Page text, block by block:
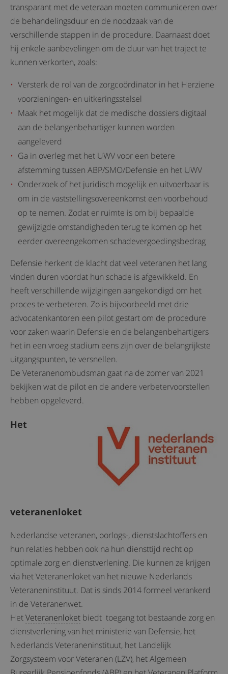
transparant met de veteraan moeten communiceren over
de behandelingsduur en de noodzaak van de
verschillende stappen in de procedure. Daarnaast doet
hij enkele aanbevelingen om de duur van het traject te
kunnen verkorten, zoals:
Versterk de rol van de zorgcoördinator in het Herziene
voorzieningen- en uitkeringsstelsel
Maak het mogelijk dat de medische dossiers digitaal
aan de belangenbehartiger kunnen worden
aangeleverd
Ga in overleg met het UWV voor een betere
afstemming tussen ABP/SMO/Defensie en het UWV
Onderzoek of het juridisch mogelijk en uitvoerbaar is
om in de vaststellingsovereenkomst een voorbehoud
op te nemen. Zodat er ruimte is om bij bepaalde
gewijzigde omstandigheden terug te komen op het
eerder overeengekomen schadevergoedingsbedrag
Defensie herkent de klacht dat veel veteranen het lang
vinden duren voordat hun schade is afgewikkeld. En
heeft verschillende wijzigingen aangekondigd om het
proces te verbeteren. Zo is bijvoorbeeld met drie
advocatenkantoren een pilot gestart om de procedure
voor zaken waarin Defensie en de belangenbehartigers
het in een vroeg stadium eens zijn over de belangrijkste
uitgangspunten, te versnellen.
De Veteranenombudsman gaat na de zomer van 2021
bekijken wat de pilot en de andere verbetervoorstellen
hebben opgeleverd.
Het
veteranenloket
Nederlandse veteranen, oorlogs-, dienstslachtoffers en
hun relaties hebben ook na hun diensttijd recht op
optimale zorg en dienstverlening. Die kunnen ze krijgen
via het Veteranenloket van het nieuwe Nederlands
Veteraneninstituut. Dat is sinds 2014 formeel verankerd
in de Veteranenwet.
HetVeteranenloket biedt toegang tot bestaande zorg en
dienstverlening van het ministerie van Defensie, het
Nederlands Veteraneninstituut, het Landelijk
Zorgsysteem voor Veteranen (LZV), het Algemeen